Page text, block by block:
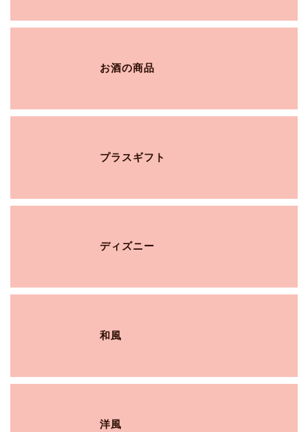
お酒の商品
プラスギフト
ディズニー
和風
洋風